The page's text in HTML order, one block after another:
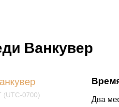
Ванкувер
(UTC-0700)
Два